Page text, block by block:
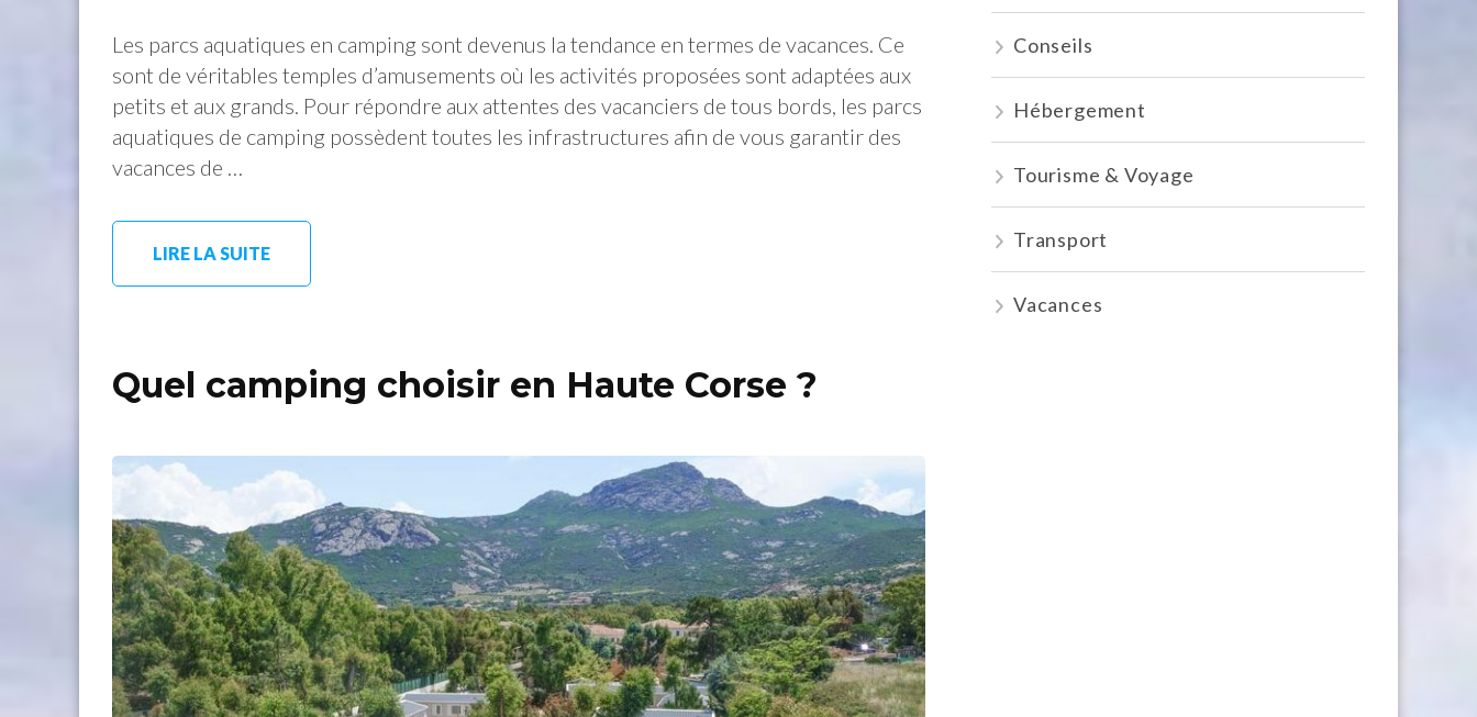
Les parcs aquatiques en camping sont devenus la tendance en termes de vacances. Ce
sont de véritables temples d’amusements où les activités proposées sont adaptées aux
petits et aux grands. Pour répondre aux attentes des vacanciers de tous bords, les parcs
aquatiques de camping possèdent toutes les infrastructures afin de vous garantir des
vacances de …
LIRE LA SUITE
Quel camping choisir en Haute Corse ?
Conseils
Hébergement
Tourisme & Voyage
Transport
Vacances